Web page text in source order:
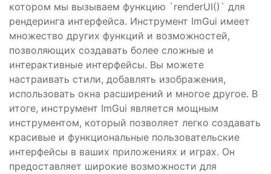
котором мы вызываем функцию `renderUI()` для
рендеринга интерфейса. Инструмент ImGui имеет
множество других функций и возможностей,
позволяющих создавать более сложные и
интерактивные интерфейсы. Вы можете
настраивать стили, добавлять изображения,
использовать окна расширений и многое другое. В
итоге, инструмент ImGui является мощным
инструментом, который позволяет легко создавать
красивые и функциональные пользовательские
интерфейсы в ваших приложениях и играх. Он
предоставляет широкие возможности для